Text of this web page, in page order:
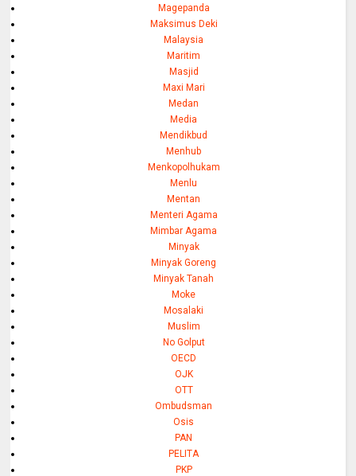
Magepanda
Maksimus Deki
Malaysia
Maritim
Masjid
Maxi Mari
Medan
Media
Mendikbud
Menhub
Menkopolhukam
Menlu
Mentan
Menteri Agama
Mimbar Agama
Minyak
Minyak Goreng
Minyak Tanah
Moke
Mosalaki
Muslim
No Golput
OECD
OJK
OTT
Ombudsman
Osis
PAN
PELITA
PKP